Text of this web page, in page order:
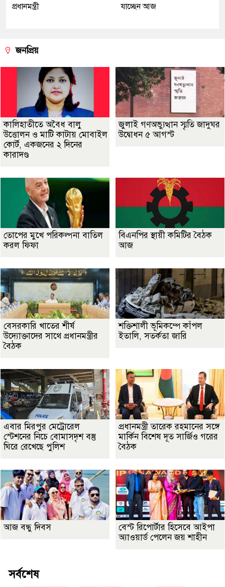
প্রধানমন্ত্রী
যাচ্ছেন আজ
জনপ্রিয়
কালিহাতীতে অবৈধ বালু
উত্তোলন ও মাটি কাটায় মোবাইল
কোর্ট, একজনের ২ দিনের
কারাদণ্ড
জুলাই গণঅভ্যুত্থান স্মৃতি জাদুঘর
উদ্বোধন ৫ আগস্ট
তোপের মুখে পরিকল্পনা বাতিল
করল ফিফা
বিএনপির স্থায়ী কমিটির বৈঠক
আজ
বেসরকারি খাতের শীর্ষ
উদ্যোক্তাদের সাথে প্রধানমন্ত্রীর
বৈঠক
শক্তিশালী ভূমিকম্পে কাঁপল
ইতালি, সতর্কতা জারি
এবার মিরপুর মেট্রোরেল
স্টেশনের নিচে বোমাসদৃশ বস্তু
ঘিরে রেখেছে পুলিশ
প্রধানমন্ত্রী তারেক রহমানের সঙ্গে
মার্কিন বিশেষ দূত সার্জিও গরের
বৈঠক
আজ বন্ধু দিবস
বেস্ট রিপোর্টার হিসেবে আইপা
অ্যাওয়ার্ড পেলেন জয় শাহীন
সর্বশেষ